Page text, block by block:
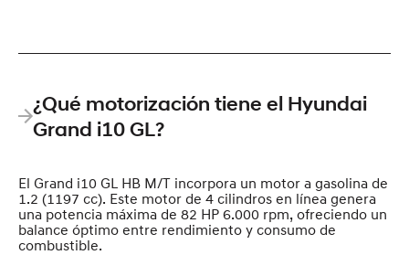
¿Qué motorización tiene el Hyundai
Grand i10 GL?
El Grand i10 GL HB M/T incorpora un motor a gasolina de
1.2 (1197 cc). Este motor de 4 cilindros en línea genera
una potencia máxima de 82 HP 6.000 rpm, ofreciendo un
balance óptimo entre rendimiento y consumo de
combustible.